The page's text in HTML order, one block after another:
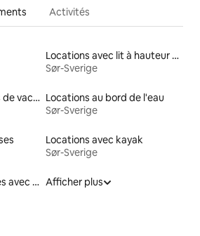
Activités
Locations avec lit à hauteur adaptée
Sør-Sverige
Locations de maisons de vacances Locations au bord de l'eau
Sør-Sverige
Locations avec kayak
Sør-Sverige
Locations de vacances avec piscine Afficher plus